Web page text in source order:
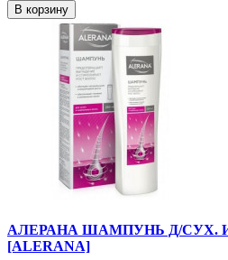
В корзину
АЛЕРАНА ШАМПУНЬ Д/СУХ.
[ALERANA]